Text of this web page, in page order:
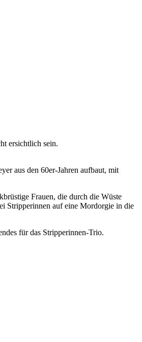
ersichtlich sein.
aus den 60er-Jahren aufbaut, mit
Frauen, die durch die Wüste
Stripperinnen auf eine Mordorgie in die
für das Stripperinnen-Trio.